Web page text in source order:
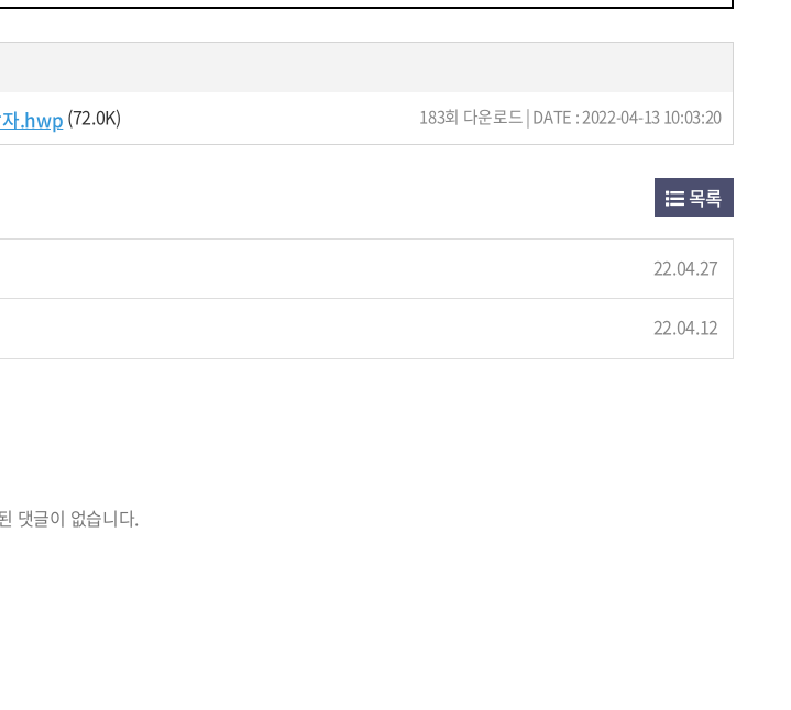
자.hwp (72.0K) 183회 다운로드 | DATE : 2022-04-13 10:03:20
목록
22.04.27
22.04.12
댓글이 없습니다.